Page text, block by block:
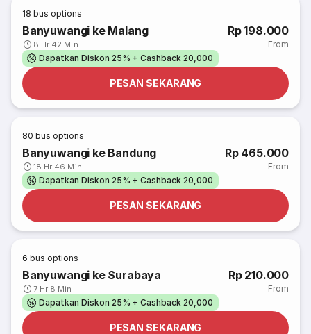
18 bus options
Banyuwangi ke Malang
8 Hr 42 Min
Rp 198.000
From
Dapatkan Diskon 25% + Cashback 20,000
PESAN SEKARANG
80 bus options
Banyuwangi ke Bandung
18 Hr 46 Min
Rp 465.000
From
Dapatkan Diskon 25% + Cashback 20,000
PESAN SEKARANG
6 bus options
Banyuwangi ke Surabaya
7 Hr 8 Min
Rp 210.000
From
Dapatkan Diskon 25% + Cashback 20,000
PESAN SEKARANG